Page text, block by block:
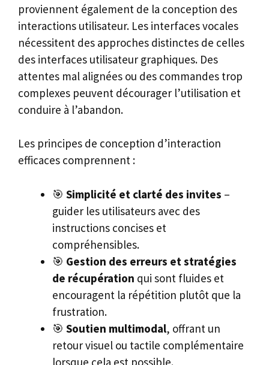
proviennent également de la conception des
interactions utilisateur. Les interfaces vocales
nécessitent des approches distinctes de celles
des interfaces utilisateur graphiques. Des
attentes mal alignées ou des commandes trop
complexes peuvent décourager l’utilisation et
conduire à l’abandon.
Les principes de conception d’interaction
efficaces comprennent :
🎯 Simplicité et clarté des invites –
guider les utilisateurs avec des
instructions concises et
compréhensibles.
🎯 Gestion des erreurs et stratégies
de récupération qui sont fluides et
encouragent la répétition plutôt que la
frustration.
🎯 Soutien multimodal, offrant un
retour visuel ou tactile complémentaire
lorsque cela est possible.